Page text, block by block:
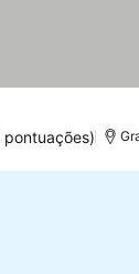
pontuações)